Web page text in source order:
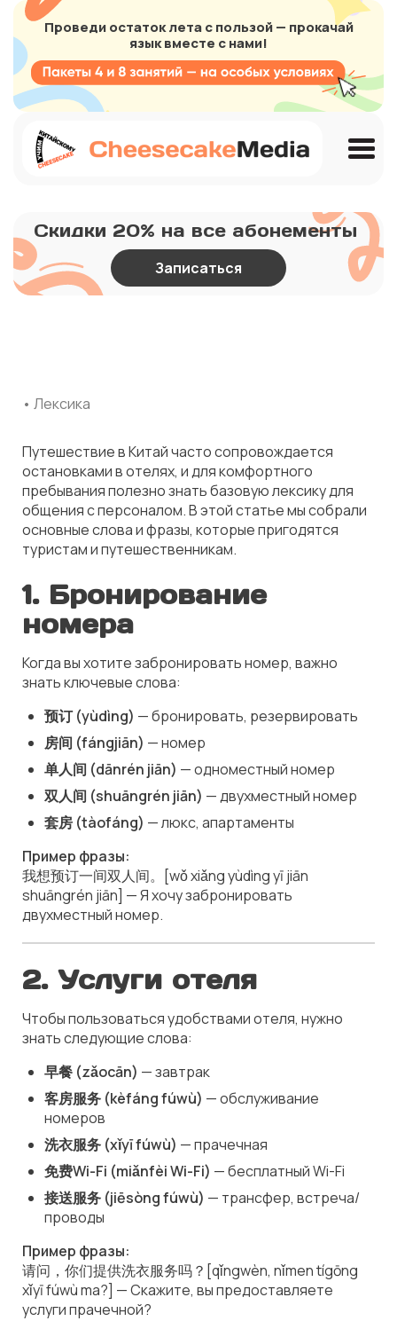
Проведи остаток лета с пользой — прокачай
язык вместе с нами!
Скидки 20% на все абонементы
Записаться
• Лексика
Путешествие в Китай часто сопровождается
остановками в отелях, и для комфортного
пребывания полезно знать базовую лексику для
общения с персоналом. В этой статье мы собрали
основные слова и фразы, которые пригодятся
туристам и путешественникам.
1. Бронирование
номера
Когда вы хотите забронировать номер, важно
знать ключевые слова:
预订 (yùdìng) — бронировать, резервировать
房间 (fángjiān) — номер
单人间 (dānrén jiān) — одноместный номер
双人间 (shuāngrén jiān) — двухместный номер
套房 (tàofáng) — люкс, апартаменты
Пример фразы:
我想预订一间双人间。[wǒ xiǎng yùdìng yī jiān
shuāngrén jiān] — Я хочу забронировать
двухместный номер.
2. Услуги отеля
Чтобы пользоваться удобствами отеля, нужно
знать следующие слова:
早餐 (zǎocān) — завтрак
客房服务 (kèfáng fúwù) — обслуживание
номеров
洗衣服务 (xǐyī fúwù) — прачечная
免费Wi-Fi (miǎnfèi Wi-Fi) — бесплатный Wi-Fi
接送服务 (jiēsòng fúwù) — трансфер, встреча/
проводы
Пример фразы:
请问，你们提供洗衣服务吗？[qǐngwèn, nǐmen tígōng
xǐyī fúwù ma?] — Скажите, вы предоставляете
услуги прачечной?